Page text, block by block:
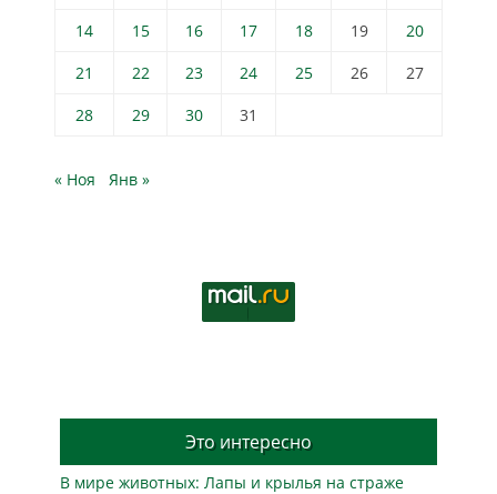
14
15 16 17 18 19
20
21
22 23 24 25 26
27
28
29 30 31
« Ноя Янв »
Это интересно
В мире животных: Лапы и крылья на страже